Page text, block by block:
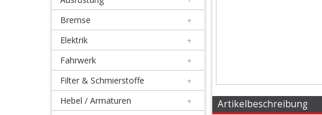
Bremse
Elektrik
Fahrwerk
Bremse +
Elektrik +
Fahrwerk +
Filter & Schmierstoffe +
Hebel / Armaturen + Artikelbeschreibung